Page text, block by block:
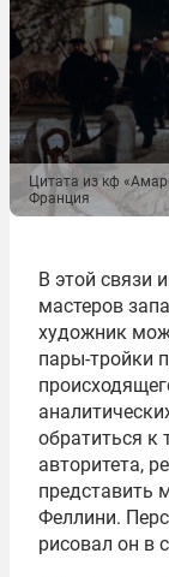
Цитата из кф
Франция
В этой связи
мастеров
художник
пары-тройки
обратиться к
авторитета,
представить
Феллини.
рисовал он в